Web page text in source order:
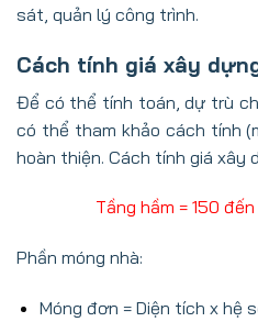
sát, quản lý công trình.
Cách tính giá xây
Để có thể tính toán, dự trù
có thể tham khảo cách tính
hoàn thiện. Cách tính giá xây
Tầng hầm = 150
Phần móng nhà:
Móng đơn = Diện tích x hệ